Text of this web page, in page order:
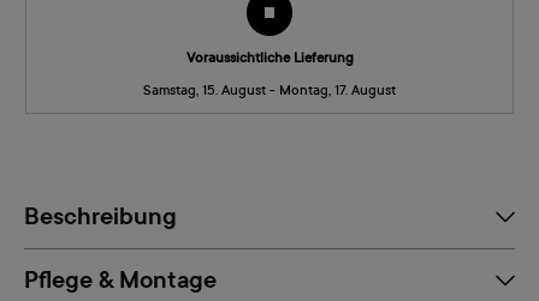
Voraussichtliche Lieferung
Samstag, 15. August - Montag, 17. August
Beschreibung
Pflege & Montage